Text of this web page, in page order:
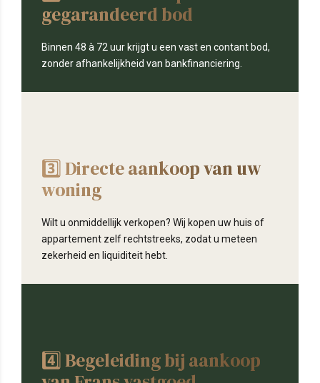
gegarandeerd bod
Binnen 48 à 72 uur krijgt u een vast en contant bod,
zonder afhankelijkheid van bankfinanciering.
3️⃣ Directe aankoop van uw
woning
Wilt u onmiddellijk verkopen? Wij kopen uw huis of
appartement zelf rechtstreeks, zodat u meteen
zekerheid en liquiditeit hebt.
4️⃣ Begeleiding bij aankoop